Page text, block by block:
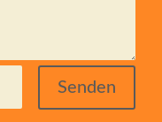
Senden